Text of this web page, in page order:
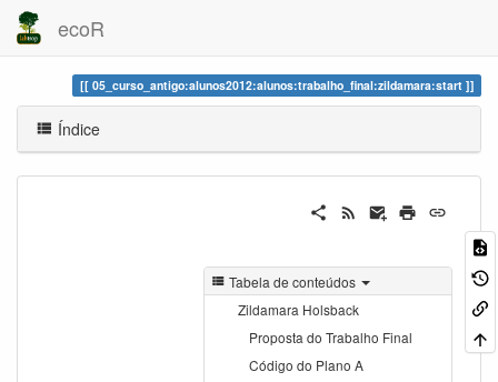
ecoR
05_curso_antigo:alunos2012:alunos:trabalho_final:zildamara:start
Índice
Tabela de conteúdos
Zildamara Holsback
Proposta do Trabalho Final
Código do Plano A